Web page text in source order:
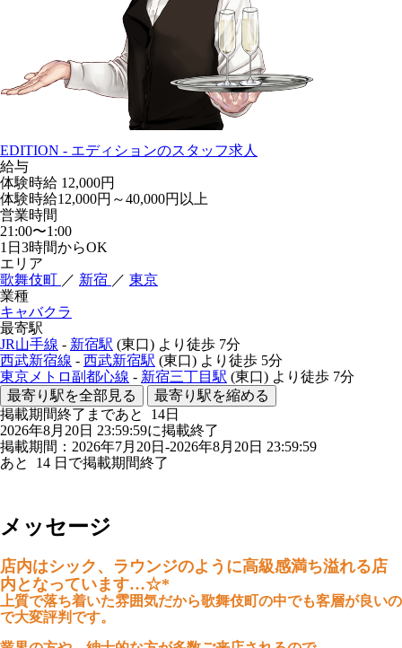
EDITION - エディションのスタッフ求人
給与
体験時給 12,000円
体験時給12,000円～40,000円以上
営業時間
21:00〜1:00
1日3時間からOK
エリア
歌舞伎町 ／ 新宿 ／ 東京
業種
キャバクラ
最寄駅
JR山手線 - 新宿駅 (東口) より徒歩 7分
西武新宿線 - 西武新宿駅 (東口) より徒歩 5分
東京メトロ副都心線 - 新宿三丁目駅 (東口) より徒歩 7分
最寄り駅を全部見る
最寄り駅を縮める
掲載期間終了まであと 14日
2026年8月20日 23:59:59に掲載終了
掲載期間：2026年7月20日-2026年8月20日 23:59:59
あと 14 日で掲載期間終了
メッセージ
店内はシック、ラウンジのように高級感満ち溢れる店
内となっています…☆*
上質で落ち着いた雰囲気だから歌舞伎町の中でも客層が良いの
で大変評判です。